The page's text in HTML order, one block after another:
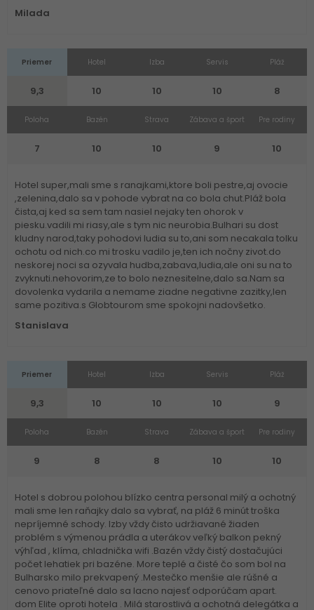
Milada
Priemer
9,3
Hotel
10
Izba
10
Servis
10
Pláž
8
Poloha
7
Bazén
10
Strava
10
Zábava a šport
9
Pre rodiny
10
Hotel super,mali sme s ranajkami,ktore boli pestre,aj ovocie
,zelenina,dalo sa v pohode vybrat na co bola chut.Pláž bola
čista,aj ked sa sem tam nasiel nejaky ten ohorok v
piesku.vadili mi riasy,ale s tym nic neurobia.Bulhari su dost
kludny narod,taky pohodovi ludia su to,ani som necakala tolku
ochotu od nich.co mi trosku vadilo je,ten ich nočny zivot.do
neskorej noci sa ozyvala hudba,zabava,ludia,ale oni su na to
zvyknuti.nehovorim,ze to bolo neznesitelne,dalo sa.Nam sa
dovolenka vydarila a nemame ziadne negativne zazitky,len
same pozitiva.s Globtourom sme spokojni nadovšetko.
Stanislava
Priemer
9,3
Hotel
10
Izba
10
Servis
10
Pláž
9
Poloha
9
Bazén
8
Strava
8
Zábava a šport
10
Pre rodiny
10
Hotel s dobrou polohou blízko centra personal milý a ochotný
mali sme len raňajky dalo sa vybrať, na pláž 6 minút troška
nepríjemné schody. Izby vždy čisto udržiavané žiaden
problém s výmenou prádla a uterákov veľký balkon pekný
výhľad , klíma, chladnička wifi .Bazén vždy čistý dostačujúci
počet lehatiek pri bazéne. More teplé a čisté čo som bol na
Bulharsko milo prekvapený .Mestečko menšie ale rúšné a
cenovo priateľné dalo sa lacno najesť odporúčam apart.
dom Elite oproti hotela . Milá starostlivá a ochotná delegátka a